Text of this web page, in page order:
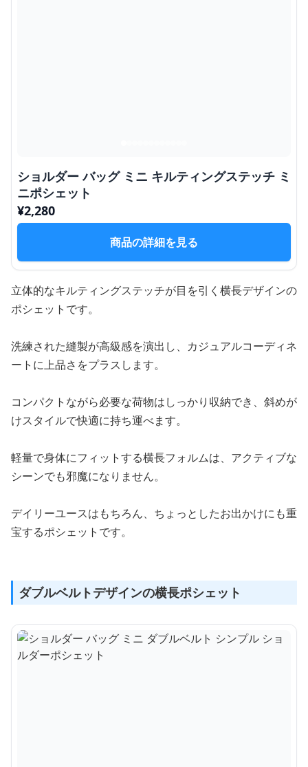
ショルダー バッグ ミニ キルティングステッチ ミ
ニポシェット
¥2,280
商品の詳細を見る
立体的なキルティングステッチが目を引く横長デザインの
ポシェットです。
洗練された縫製が高級感を演出し、カジュアルコーディネ
ートに上品さをプラスします。
コンパクトながら必要な荷物はしっかり収納でき、斜めが
けスタイルで快適に持ち運べます。
軽量で身体にフィットする横長フォルムは、アクティブな
シーンでも邪魔になりません。
デイリーユースはもちろん、ちょっとしたお出かけにも重
宝するポシェットです。
ダブルベルトデザインの横長ポシェット